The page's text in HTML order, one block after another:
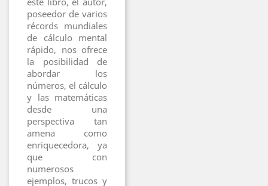
poseedor de varios
récords mundiales
de cálculo mental
rápido, nos ofrece
la posibilidad de
abordar los
números, el cálculo
y las matemáticas
desde una
perspectiva tan
amena como
enriquecedora, ya
que con
numerosos
ejemplos, trucos y